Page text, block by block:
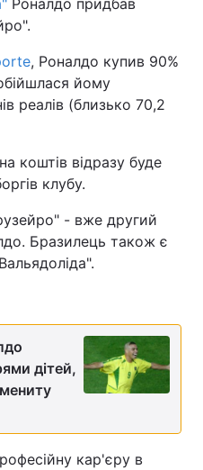
, Роналдо купив 90%
йому
реалів (близько 70,2
коштів відразу буде
клубу.
- вже другий
Бразилець також є
дітей,
кар'єру в